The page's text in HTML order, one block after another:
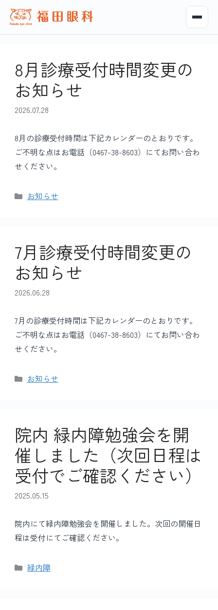
8月診療受付時間変更の
お知らせ
2026.07.28
8月の診療受付時間は下記カレンダーのとおりです。
ご不明な点はお電話（0467-38-8603）にてお問い合わ
せください。
カ
お知らせ
7月診療受付時間変更の
お知らせ
2026.06.28
7月の診療受付時間は下記カレンダーのとおりです。
ご不明な点はお電話（0467-38-8603）にてお問い合わ
せください。
カ
お知らせ
院内 緑内障勉強会を開
催しました（次回日程は
受付でご確認ください）
2025.05.15
院内にて緑内障勉強会を開催しました。次回の開催日
程は受付にてご確認ください。
カ
緑内障